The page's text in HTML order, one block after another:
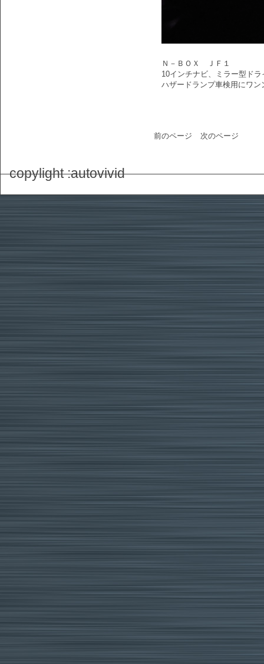
Ｎ－ＢＯＸ ＪＦ１
10インチナビ、ミラー型ド
ハザードランプ車検用にワン
前のページ 次のページ
copylight :autovivid